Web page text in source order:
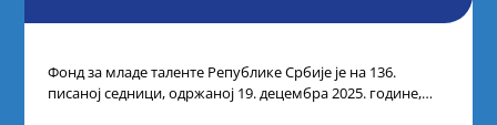
Фонд за младе таленте Републике Србије је на 136.
писаној седници, одржаној 19. децембра 2025. године,